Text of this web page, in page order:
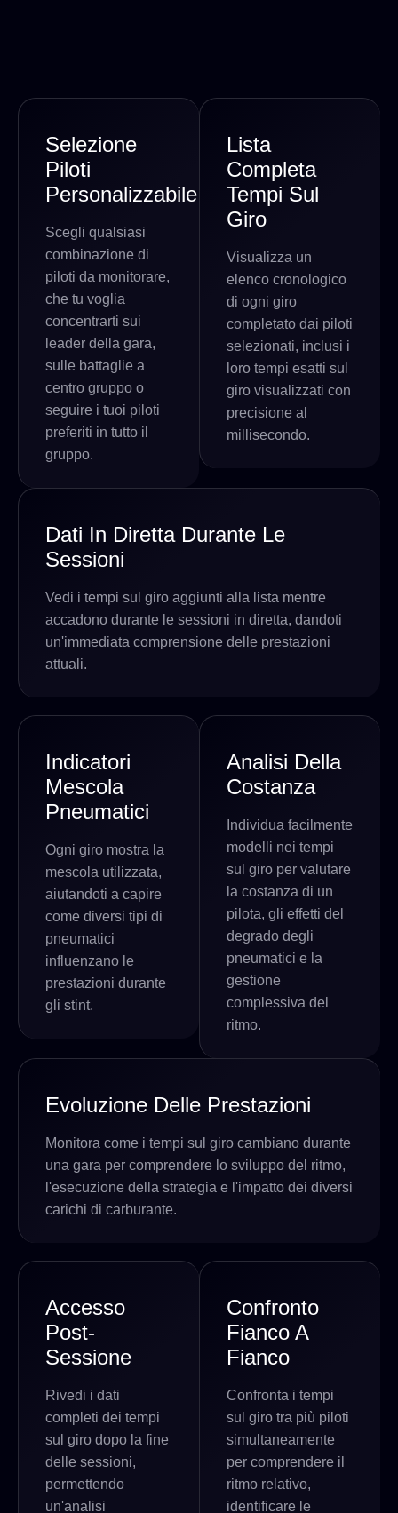
Selezione
Piloti
Personalizzabile
Scegli qualsiasi
combinazione di
piloti da monitorare,
che tu voglia
concentrarti sui
leader della gara,
sulle battaglie a
centro gruppo o
seguire i tuoi piloti
preferiti in tutto il
gruppo.
Lista
Completa
Tempi Sul
Giro
Visualizza un
elenco cronologico
di ogni giro
completato dai piloti
selezionati, inclusi i
loro tempi esatti sul
giro visualizzati con
precisione al
millisecondo.
Dati In Diretta Durante Le
Sessioni
Vedi i tempi sul giro aggiunti alla lista mentre
accadono durante le sessioni in diretta, dandoti
un'immediata comprensione delle prestazioni
attuali.
Indicatori
Mescola
Pneumatici
Ogni giro mostra la
mescola utilizzata,
aiutandoti a capire
come diversi tipi di
pneumatici
influenzano le
prestazioni durante
gli stint.
Analisi Della
Costanza
Individua facilmente
modelli nei tempi
sul giro per valutare
la costanza di un
pilota, gli effetti del
degrado degli
pneumatici e la
gestione
complessiva del
ritmo.
Evoluzione Delle Prestazioni
Monitora come i tempi sul giro cambiano durante
una gara per comprendere lo sviluppo del ritmo,
l'esecuzione della strategia e l'impatto dei diversi
carichi di carburante.
Accesso
Post-
Sessione
Rivedi i dati
completi dei tempi
sul giro dopo la fine
delle sessioni,
permettendo
un'analisi
Confronto
Fianco A
Fianco
Confronta i tempi
sul giro tra più piloti
simultaneamente
per comprendere il
ritmo relativo,
identificare le